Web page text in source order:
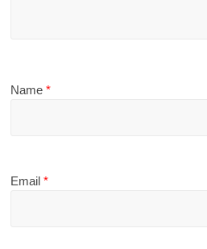
Name*
Email*